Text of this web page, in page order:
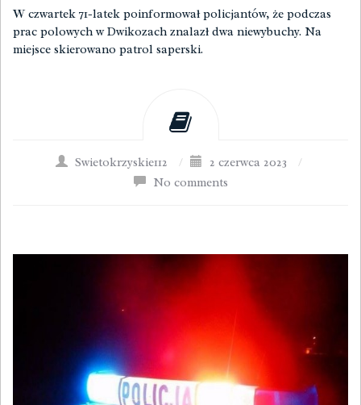
W czwartek 71-latek poinformował policjantów, że podczas
prac polowych w Dwikozach znalazł dwa niewybuchy. Na
miejsce skierowano patrol saperski.
Swietokrzyskie112 / 2 czerwca 2023
/
No comments